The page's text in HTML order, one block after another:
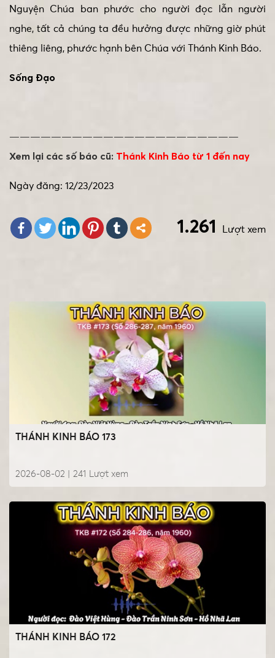
Nguyện Chúa ban phước cho người đọc lẫn người
nghe, tất cả chúng ta đều hưởng được những giờ phút
thiêng liêng, phước hạnh bên Chúa với Thánh Kinh Báo.
Sống Đạo
——————————————————————
Xem lại các số báo cũ: Thánk Kinh Báo từ 1 đến nay
Ngày đăng: 12/23/2023
Lượt xem
1.261
THÁNH KINH BÁO 173
2026-08-02 | Lượt xem
241
THÁNH KINH BÁO 172